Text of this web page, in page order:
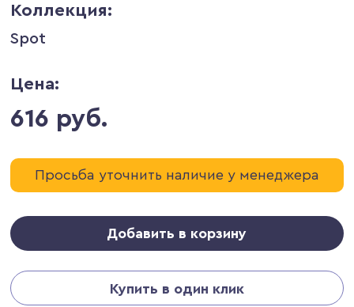
Коллекция:
Spot
Цена:
616 руб.
Просьба уточнить наличие у менеджера
Добавить в корзину
Купить в один клик